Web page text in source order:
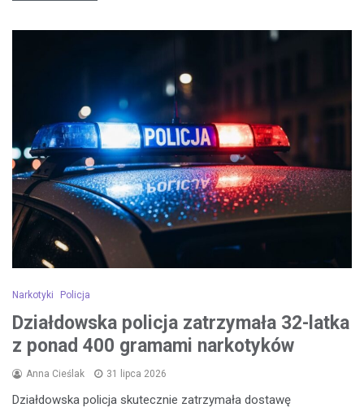
Narkotyki Policja
Działdowska policja zatrzymała 32-latka
z ponad 400 gramami narkotyków
Anna Cieślak 31 lipca 2026
Działdowska policja skutecznie zatrzymała dostawę